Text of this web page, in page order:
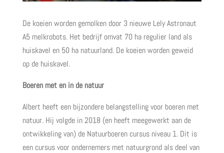
De koeien worden gemolken door 3 nieuwe Lely Astronaut
A5 melkrobots. Het bedrijf omvat 70 ha regulier land als
huiskavel en 50 ha natuurland. De koeien worden geweid
op de huiskavel.
Boeren met en in de natuur
Albert heeft een bijzondere belangstelling voor boeren met
natuur. Hij volgde in 2018 (en heeft meegewerkt aan de
ontwikkeling van) de Natuurboeren cursus niveau 1. Dit is
een cursus voor ondernemers met natuurgrond als deel van